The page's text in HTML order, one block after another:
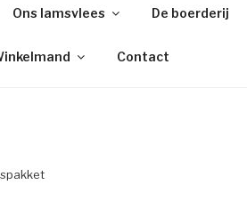
Ons lamsvlees De boerderij
Contact